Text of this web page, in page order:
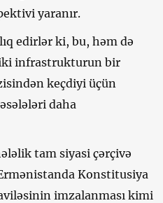
yaranır.
edirlər ki, bu, həm də
infrastrukturun bir
keçdiyi üçün
daha
tam siyasi çərçivə
Konstitusiya
imzalanması kimi